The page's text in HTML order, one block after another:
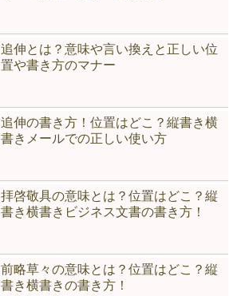
追伸とは？意味や言い換えと正しい位
置や書き方のマナー
追伸の書き方！位置はどこ？縦書き横
書きメールでの正しい使い方
拝啓敬具の意味とは？位置はどこ？縦
書き横書きビジネス文書の書き方！
前略草々の意味とは？位置はどこ？縦
書き横書きの書き方！